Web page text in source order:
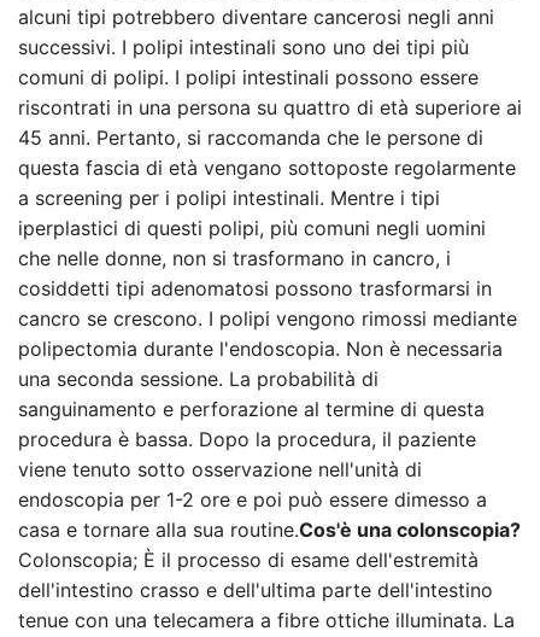
alcuni tipi potrebbero diventare cancerosi negli anni
successivi. I polipi intestinali sono uno dei tipi più
comuni di polipi. I polipi intestinali possono essere
riscontrati in una persona su quattro di età superiore ai
45 anni. Pertanto, si raccomanda che le persone di
questa fascia di età vengano sottoposte regolarmente
a screening per i polipi intestinali. Mentre i tipi
iperplastici di questi polipi, più comuni negli uomini
che nelle donne, non si trasformano in cancro, i
cosiddetti tipi adenomatosi possono trasformarsi in
cancro se crescono. I polipi vengono rimossi mediante
polipectomia durante l'endoscopia. Non è necessaria
una seconda sessione. La probabilità di
sanguinamento e perforazione al termine di questa
procedura è bassa. Dopo la procedura, il paziente
viene tenuto sotto osservazione nell'unità di
endoscopia per 1-2 ore e poi può essere dimesso a
casa e tornare alla sua routine.Cos'è una colonscopia?
Colonscopia; È il processo di esame dell'estremità
dell'intestino crasso e dell'ultima parte dell'intestino
tenue con una telecamera a fibre ottiche illuminata. La